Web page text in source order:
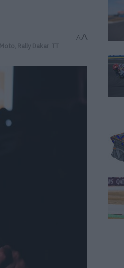
Rally Dakar TT
AA